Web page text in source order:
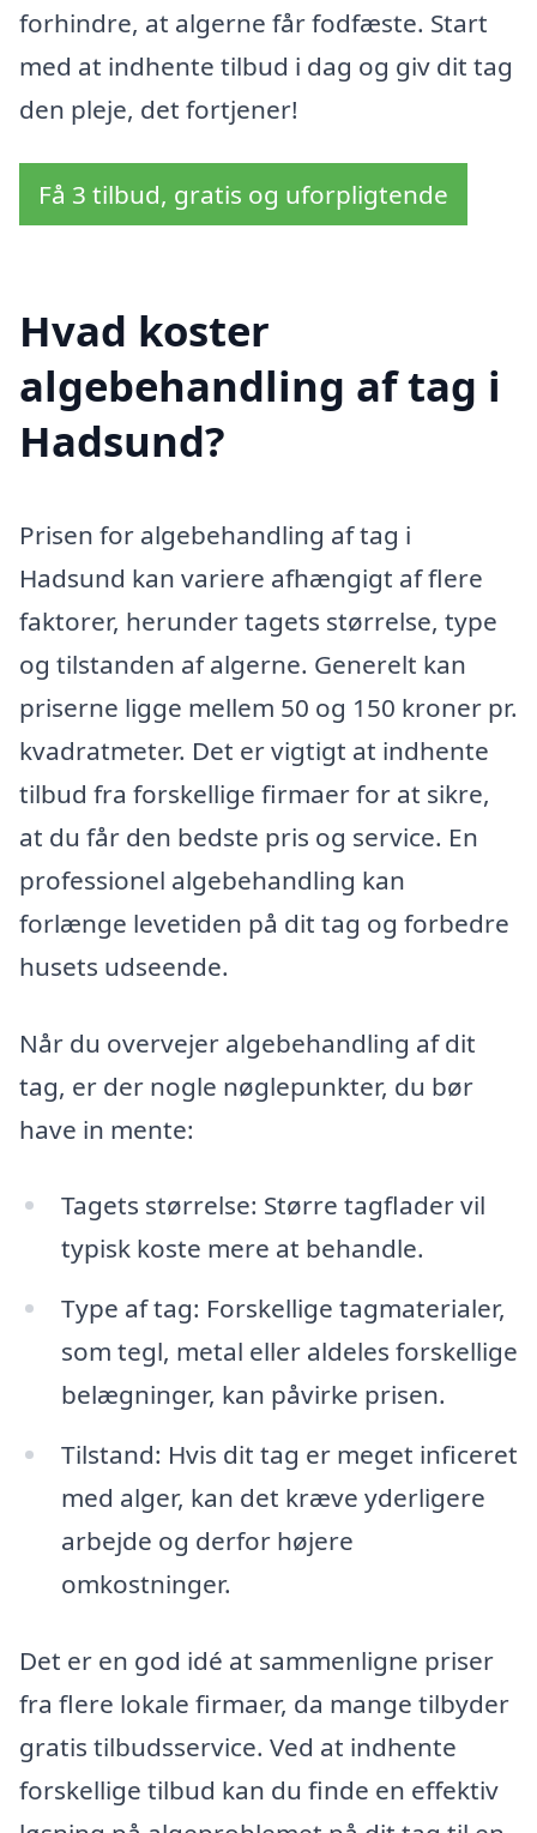
forhindre, at algerne får fodfæste. Start
med at indhente tilbud i dag og giv dit tag
den pleje, det fortjener!
Få 3 tilbud, gratis og uforpligtende
Hvad koster
algebehandling af tag i
Hadsund?
Prisen for algebehandling af tag i
Hadsund kan variere afhængigt af flere
faktorer, herunder tagets størrelse, type
og tilstanden af algerne. Generelt kan
priserne ligge mellem 50 og 150 kroner pr.
kvadratmeter. Det er vigtigt at indhente
tilbud fra forskellige firmaer for at sikre,
at du får den bedste pris og service. En
professionel algebehandling kan
forlænge levetiden på dit tag og forbedre
husets udseende.
Når du overvejer algebehandling af dit
tag, er der nogle nøglepunkter, du bør
have in mente:
Tagets størrelse: Større tagflader vil
typisk koste mere at behandle.
Type af tag: Forskellige tagmaterialer,
som tegl, metal eller aldeles forskellige
belægninger, kan påvirke prisen.
Tilstand: Hvis dit tag er meget inficeret
med alger, kan det kræve yderligere
arbejde og derfor højere
omkostninger.
Det er en god idé at sammenligne priser
fra flere lokale firmaer, da mange tilbyder
gratis tilbudsservice. Ved at indhente
forskellige tilbud kan du finde en effektiv